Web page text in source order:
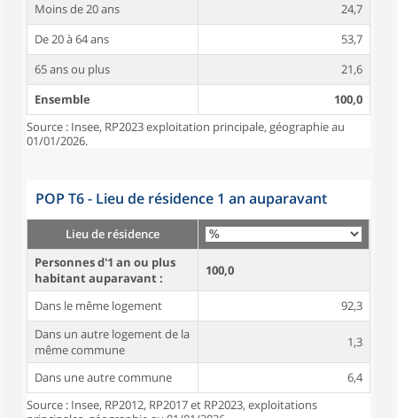
Moins de 20 ans
24,7
De 20 à 64 ans
53,7
65 ans ou plus
21,6
Ensemble
100,0
Source : Insee, RP2023 exploitation principale, géographie au
01/01/2026.
POP T6 - Lieu de résidence 1 an auparavant
Lieu de résidence
Personnes d'1 an ou plus
habitant auparavant :
100,0
Dans le même logement
92,3
Dans un autre logement de la
même commune
1,3
Dans une autre commune
6,4
Source : Insee, RP2012, RP2017 et RP2023, exploitations